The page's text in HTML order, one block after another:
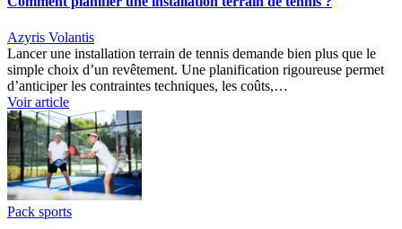
Azyris Volantis
Lancer une installation terrain de tennis demande bien plus que le
simple choix d’un revêtement. Une planification rigoureuse permet
d’anticiper les contraintes techniques, les coûts,…
Voir article
Pack sports